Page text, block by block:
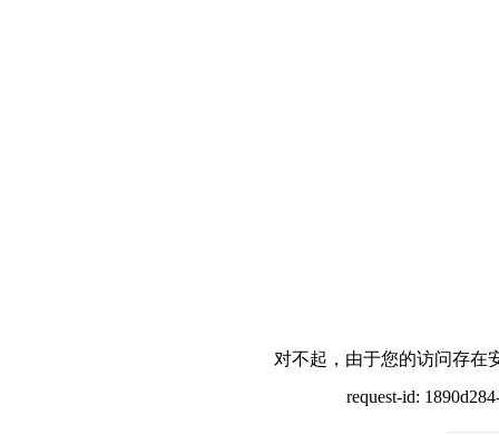
对不起，由于您的访问存在
request-id: